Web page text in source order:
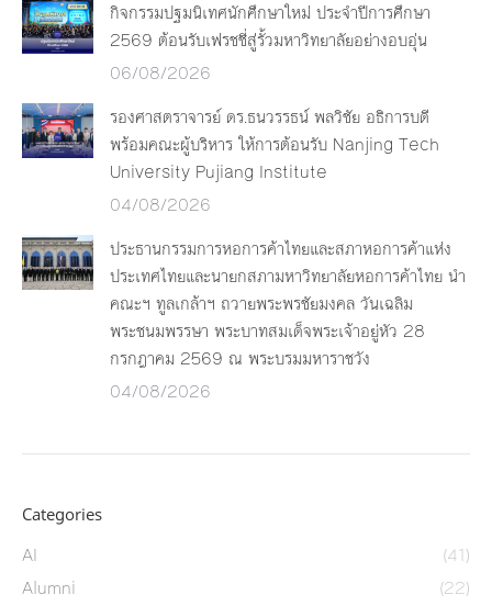
กิจกรรมปฐมนิเทศนักศึกษาใหม่ ประจำปีการศึกษา
2569 ต้อนรับเฟรชชี่สู่รั้วมหาวิทยาลัยอย่างอบอุ่น
06/08/2026
รองศาสตราจารย์ ดร.ธนวรรธน์ พลวิชัย อธิการบดี
พร้อมคณะผู้บริหาร ให้การต้อนรับ Nanjing Tech
University Pujiang Institute
04/08/2026
ประธานกรรมการหอการค้าไทยและสภาหอการค้าแห่ง
ประเทศไทยและนายกสภามหาวิทยาลัยหอการค้าไทย นำ
คณะฯ ทูลเกล้าฯ ถวายพระพรชัยมงคล วันเฉลิม
พระชนมพรรษา พระบาทสมเด็จพระเจ้าอยู่หัว 28
กรกฎาคม 2569 ณ พระบรมมหาราชวัง
04/08/2026
Categories
AI
(41)
Alumni
(22)